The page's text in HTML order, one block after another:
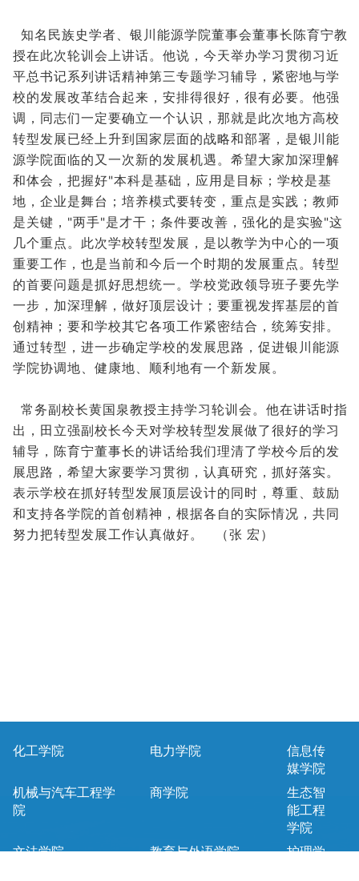
知名民族史学者、银川能源学院董事会董事长陈育宁教
授在此次轮训会上讲话。他说，今天举办学习贯彻习近
平总书记系列讲话精神第三专题学习辅导，紧密地与学
校的发展改革结合起来，安排得很好，很有必要。他强
调，同志们一定要确立一个认识，那就是此次地方高校
转型发展已经上升到国家层面的战略和部署，是银川能
源学院面临的又一次新的发展机遇。希望大家加深理解
和体会，把握好"本科是基础，应用是目标；学校是基
地，企业是舞台；培养模式要转变，重点是实践；教师
是关键，"两手"是才干；条件要改善，强化的是实验"这
几个重点。此次学校转型发展，是以教学为中心的一项
重要工作，也是当前和今后一个时期的发展重点。转型
的首要问题是抓好思想统一。学校党政领导班子要先学
一步，加深理解，做好顶层设计；要重视发挥基层的首
创精神；要和学校其它各项工作紧密结合，统筹安排。
通过转型，进一步确定学校的发展思路，促进银川能源
学院协调地、健康地、顺利地有一个新发展。
常务副校长黄国泉教授主持学习轮训会。他在讲话时指
出，田立强副校长今天对学校转型发展做了很好的学习
辅导，陈育宁董事长的讲话给我们理清了学校今后的发
展思路，希望大家要学习贯彻，认真研究，抓好落实。
表示学校在抓好转型发展顶层设计的同时，尊重、鼓励
和支持各学院的首创精神，根据各自的实际情况，共同
努力把转型发展工作认真做好。 （张 宏）
化工学院 电力学院
信息传
媒学院
机械与汽车工程学
院
商学院
生态智
能工程
学院
文法学院
教育与外语学院
护理学